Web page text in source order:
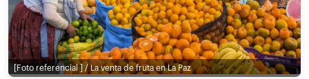
[Foto referencial ] / La venta de fruta en La Paz